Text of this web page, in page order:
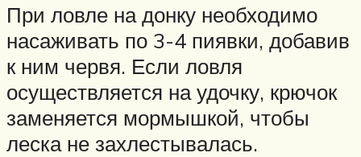
При ловле на донку необходимо
насаживать по 3-4 пиявки, добавив
к ним червя. Если ловля
осуществляется на удочку, крючок
заменяется мормышкой, чтобы
леска не захлестывалась.